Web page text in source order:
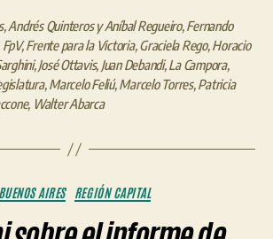
,Andrés Quinteros y Aníbal Regueiro,Fernando
FpV,Frente para la Victoria,Graciela Rego,Horacio
,José Ottavis, Juan Debandi,La Campora,
,Marcelo Feliú,Marcelo Torres,Patricia
, Walter Abarca
Categorías
BUENOS AIRES REGIÓN CAPITAL